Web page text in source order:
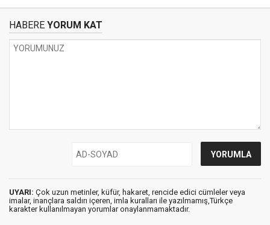
HABERE YORUM KAT
UYARI: Çok uzun metinler, küfür, hakaret, rencide edici cümleler veya
imalar, inançlara saldırı içeren, imla kuralları ile yazılmamış,Türkçe
karakter kullanılmayan yorumlar onaylanmamaktadır.